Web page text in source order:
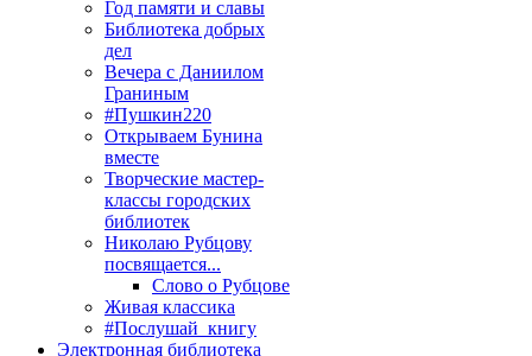
Год памяти и славы
Библиотека добрых
дел
Вечера с Даниилом
Граниным
#Пушкин220
Открываем Бунина
вместе
Творческие мастер-
классы городских
библиотек
Николаю Рубцову
посвящается...
Слово о Рубцове
Живая классика
#Послушай_книгу
Электронная библиотека